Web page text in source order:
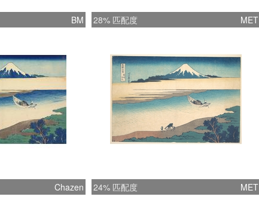
BM 28% 匹配度 MET
Chazen 24% 匹配度 MET